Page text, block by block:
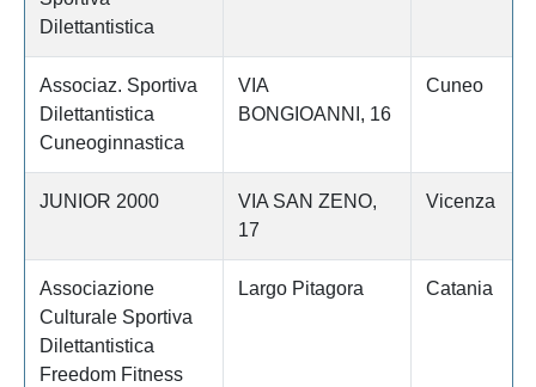
Dilettantistica
Associaz. Sportiva
Dilettantistica
Cuneoginnastica
VIA
BONGIOANNI, 16
Cuneo
JUNIOR 2000
VIA SAN ZENO,
17
Vicenza
Associazione
Culturale Sportiva
Dilettantistica
Freedom Fitness
Largo Pitagora Catania